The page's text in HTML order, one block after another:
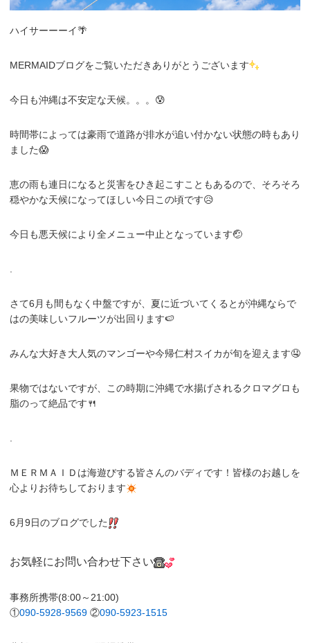
ハイサーーーイ🌴
MERMAIDブログをご覧いただきありがとうございます
今日も沖縄は不安定な天候。。。😰
時間帯によっては豪雨で道路が排水が追い付かない状態の時もあり
ました😱
恵の雨も連日になると災害をひき起こすこともあるので、そろそろ
穏やかな天候になってほしい今日この頃です😥
今日も悪天候により全メニュー中止となっています🤕
さて6月も間もなく中盤ですが、夏に近づいてくるとが沖縄ならで
はの美味しいフルーツが出回ります🍉
みんな大好き大人気のマンゴーや今帰仁村スイカが旬を迎えます🤤
果物ではないですが、この時期に沖縄で水揚げされるクロマグロも
脂のって絶品です🍴
ＭＥＲＭＡＩＤは海遊びする皆さんのバディです！皆様のお越しを
心よりお待ちしております
6月9日のブログでした
お気軽にお問い合わせ下さい
事務所携帯(8:00～21:00)
①090-5928-9569 ②090-5923-1515